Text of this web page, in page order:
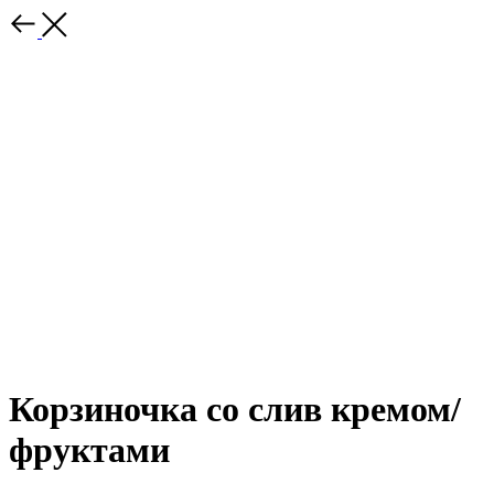
Корзиночка со слив кремом/
фруктами